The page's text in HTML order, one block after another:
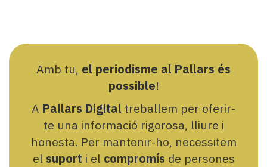
Amb tu, el periodisme al Pallars és
possible!
A Pallars Digital treballem per oferir-
te una informació rigorosa, lliure i
honesta. Per mantenir-ho, necessitem
el suport i el compromís de persones